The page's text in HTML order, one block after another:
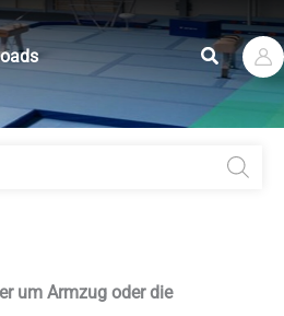
Suchen
um Armzug oder die